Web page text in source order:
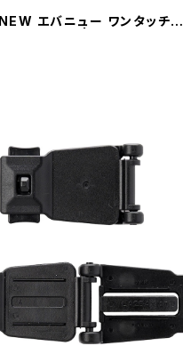
エバニュー ワンタッチス